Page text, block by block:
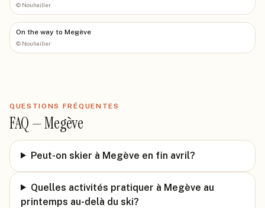
© Nouhailler
On the way to Megève
© Nouhailler
QUESTIONS FRÉQUENTES
FAQ —Megève
Peut-on skier à Megève en fin avril?
Quelles activités pratiquer à Megève au
printemps au-delà du ski?